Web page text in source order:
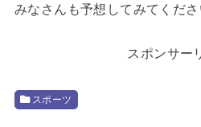
みなさんも予想してみてくださ
スポンサー
スポーツ